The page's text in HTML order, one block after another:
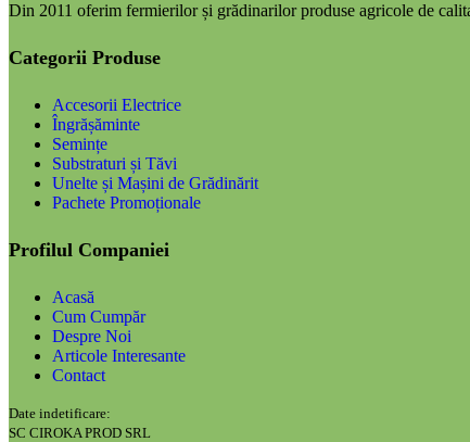
Din 2011 oferim fermierilor și grădinarilor produse agricole de
Categorii Produse
Accesorii Electrice
Îngrășăminte
Semințe
Substraturi și Tăvi
Unelte și Mașini de Grădinărit
Pachete Promoționale
Profilul Companiei
Acasă
Cum Cumpăr
Despre Noi
Articole Interesante
Contact
Date indetificare:
SC CIROKA PROD SRL